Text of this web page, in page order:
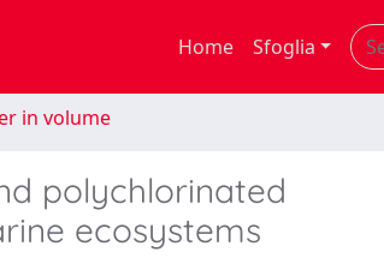
Home Sfoglia
in volume
polychlorinated
ecosystems